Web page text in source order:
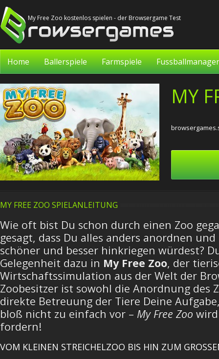
My Free Zoo kostenlos spielen - der Browsergame Test
Home Ballerspiele Farmspiele Fussballmanager
MY
MY FREE ZOO SPIELANLEITUNG
Wie oft bist Du schon durch einen Zoo
gesagt, dass Du alles anders anordnen
schöner und besser hinkriegen würdest?
Gelegenheit dazu in My Free Zoo, der
Wirtschaftssimulation aus der Welt der
Zoobesitzer ist sowohl die Anordnung des
direkte Betreuung der Tiere Deine
bloß nicht zu einfach vor – My Free Zoo
fordern!
VOM KLEINEN STREICHELZOO BIS HIN ZUM